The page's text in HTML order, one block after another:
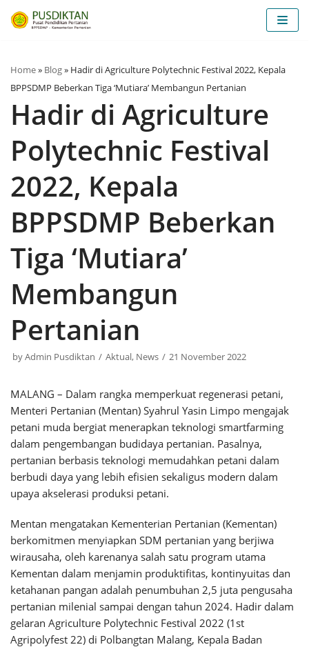
Skip
to
Home» Blog» Hadir di Agriculture Polytechnic Festival 2022, Kepala
BPPSDMP Beberkan Tiga ‘Mutiara’ Membangun Pertanian
Hadir di Agriculture
Polytechnic Festival
2022, Kepala
BPPSDMP Beberkan
Tiga ‘Mutiara’
Membangun
Pertanian
byAdmin Pusdiktan Aktual, News 21 November 2022
MALANG – Dalam rangka memperkuat regenerasi petani,
Menteri Pertanian (Mentan) Syahrul Yasin Limpo mengajak
petani muda bergiat menerapkan teknologi smartfarming
dalam pengembangan budidaya pertanian. Pasalnya,
pertanian berbasis teknologi memudahkan petani dalam
berbudi daya yang lebih efisien sekaligus modern dalam
upaya akselerasi produksi petani.
Mentan mengatakan Kementerian Pertanian (Kementan)
berkomitmen menyiapkan SDM pertanian yang berjiwa
wirausaha, oleh karenanya salah satu program utama
Kementan dalam menjamin produktifitas, kontinyuitas dan
ketahanan pangan adalah penumbuhan 2,5 juta pengusaha
pertanian milenial sampai dengan tahun 2024. Hadir dalam
gelaran Agriculture Polytechnic Festival 2022 (1st
Agripolyfest 22) di Polbangtan Malang, Kepala Badan